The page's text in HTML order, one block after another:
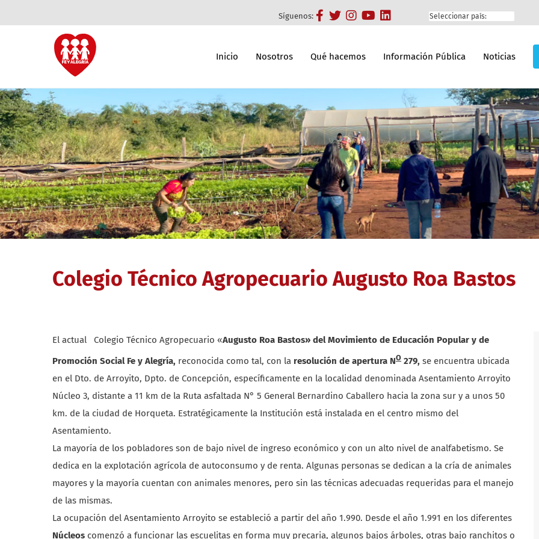
Síguenos:
Inicio Nosotros Qué hacemos Información Pública Noticias
Colegio Técnico Agropecuario Augusto Roa Bastos
El actual Colegio Técnico Agropecuario «Augusto Roa Bastos» del Movimiento de Educación Popular y de
Promoción Social Fe y Alegría, reconocida como tal, con la resolución de apertura NO 279, se encuentra ubicada
en el Dto. de Arroyito, Dpto. de Concepción, específicamente en la localidad denominada Asentamiento Arroyito
Núcleo 3, distante a 11 km de la Ruta asfaltada N° 5 General Bernardino Caballero hacia la zona sur y a unos 50
km. de la ciudad de Horqueta. Estratégicamente la Institución está instalada en el centro mismo del
Asentamiento.
La mayoría de los pobladores son de bajo nivel de ingreso económico y con un alto nivel de analfabetismo. Se
dedica en la explotación agrícola de autoconsumo y de renta. Algunas personas se dedican a la cría de animales
mayores y la mayoría cuentan con animales menores, pero sin las técnicas adecuadas requeridas para el manejo
de las mismas.
La ocupación del Asentamiento Arroyito se estableció a partir del año 1.990. Desde el año 1.991 en los diferentes
Núcleos comenzó a funcionar las escuelitas en forma muy precaria, algunos bajos árboles, otras bajo ranchitos o